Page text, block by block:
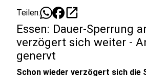
Teilen: open_in_new
Essen: Dauer-Sperrung
verzögert sich weiter -
genervt
Schon wieder verzögert sich die